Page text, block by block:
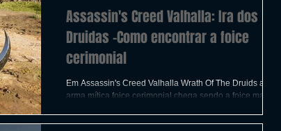
Assassin's Creed Valhalla: Ira dos
Druidas -Como encontrar a foice
cerimonial
Em Assassin's Creed Valhalla Wrath Of The Druids a nova
arma mítica foice cerimonial chega sendo a foice mais